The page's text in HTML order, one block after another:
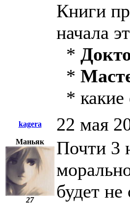
Книги
начала
*
*
* какие
kagera 22 мая
Маньяк
27
Почти 3
будет